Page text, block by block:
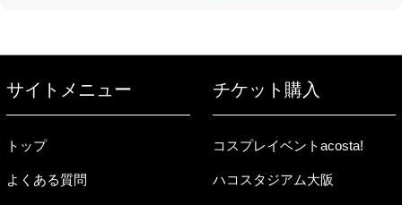
サイトメニュー
トップ
よくある質問
チケット購入
コスプレイベントacosta!
ハコスタジアム大阪